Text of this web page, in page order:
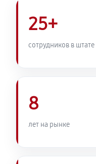
Ремонт кофемолки
CafeRomatica NICR 960
900 руб
25+
сотрудников в штате
8
лет на рынке